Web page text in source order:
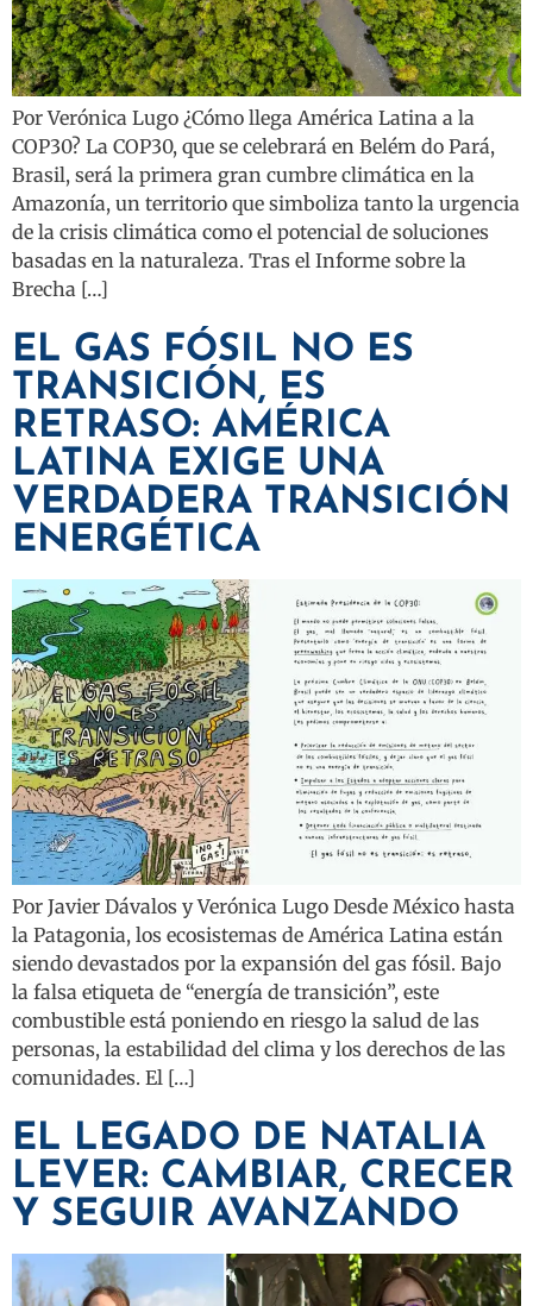
Por Verónica Lugo ¿Cómo llega América Latina a la
COP30? La COP30, que se celebrará en Belém do Pará,
Brasil, será la primera gran cumbre climática en la
Amazonía, un territorio que simboliza tanto la urgencia
de la crisis climática como el potencial de soluciones
basadas en la naturaleza. Tras el Informe sobre la
Brecha […]
EL GAS FÓSIL NO ES
TRANSICIÓN, ES
RETRASO: AMÉRICA
LATINA EXIGE UNA
VERDADERA TRANSICIÓN
ENERGÉTICA
Por Javier Dávalos y Verónica Lugo Desde México hasta
la Patagonia, los ecosistemas de América Latina están
siendo devastados por la expansión del gas fósil. Bajo
la falsa etiqueta de “energía de transición”, este
combustible está poniendo en riesgo la salud de las
personas, la estabilidad del clima y los derechos de las
comunidades. El […]
EL LEGADO DE NATALIA
LEVER: CAMBIAR, CRECER
Y SEGUIR AVANZANDO